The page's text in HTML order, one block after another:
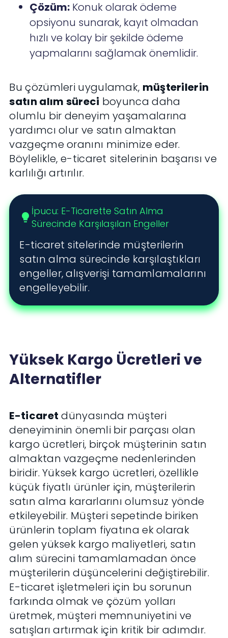
Çözüm: Konuk olarak ödeme
opsiyonu sunarak, kayıt olmadan
hızlı ve kolay bir şekilde ödeme
yapmalarını sağlamak önemlidir.
Bu çözümleri uygulamak, müşterilerin
satın alım süreci boyunca daha
olumlu bir deneyim yaşamalarına
yardımcı olur ve satın almaktan
vazgeçme oranını minimize eder.
Böylelikle, e-ticaret sitelerinin başarısı ve
karlılığı artırılır.
lightbulb İpucu: E-Ticarette Satın Alma
Sürecinde Karşılaşılan Engeller
E-ticaret sitelerinde müşterilerin
satın alma sürecinde karşılaştıkları
engeller, alışverişi tamamlamalarını
engelleyebilir.
Yüksek Kargo Ücretleri ve
Alternatifler
E-ticaret dünyasında müşteri
deneyiminin önemli bir parçası olan
kargo ücretleri, birçok müşterinin satın
almaktan vazgeçme nedenlerinden
biridir. Yüksek kargo ücretleri, özellikle
küçük fiyatlı ürünler için, müşterilerin
satın alma kararlarını olumsuz yönde
etkileyebilir. Müşteri sepetinde biriken
ürünlerin toplam fiyatına ek olarak
gelen yüksek kargo maliyetleri, satın
alım sürecini tamamlamadan önce
müşterilerin düşüncelerini değiştirebilir.
E-ticaret işletmeleri için bu sorunun
farkında olmak ve çözüm yolları
üretmek, müşteri memnuniyetini ve
satışları artırmak için kritik bir adımdır.